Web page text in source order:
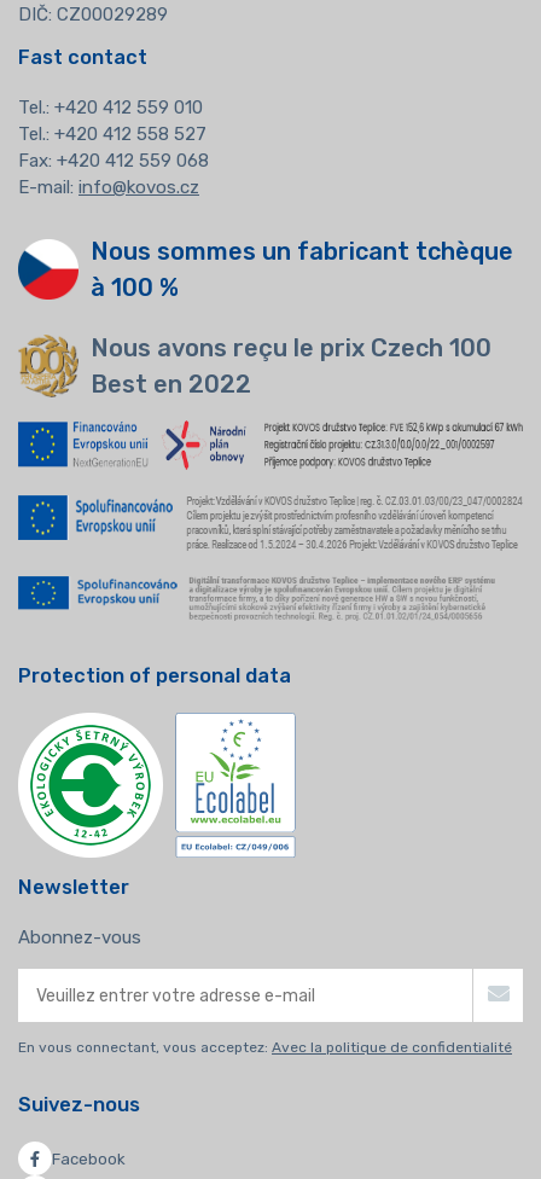
DIČ: CZ00029289
Fast contact
Tel.: +420 412 559 010
Tel.: +420 412 558 527
Fax: +420 412 559 068
E-mail: info@kovos.cz
Nous sommes un fabricant tchèque
à 100 %
Nous avons reçu le prix Czech 100
Best en 2022
Protection of personal data
Newsletter
Abonnez-vous
En vous connectant, vous acceptez: Avec la politique de confidentialité
Suivez-nous
Facebook